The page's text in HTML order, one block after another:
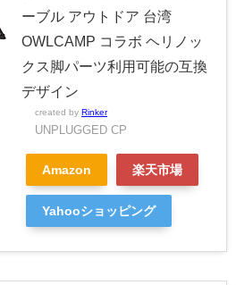
ーブル アウトドア 台湾
OWLCAMP コラボ ヘリノッ
クス脚パーツ利用可能の互換
デザイン
created by Rinker
UNPLUGGED CP
Amazon 楽天市場
Yahooショッピング